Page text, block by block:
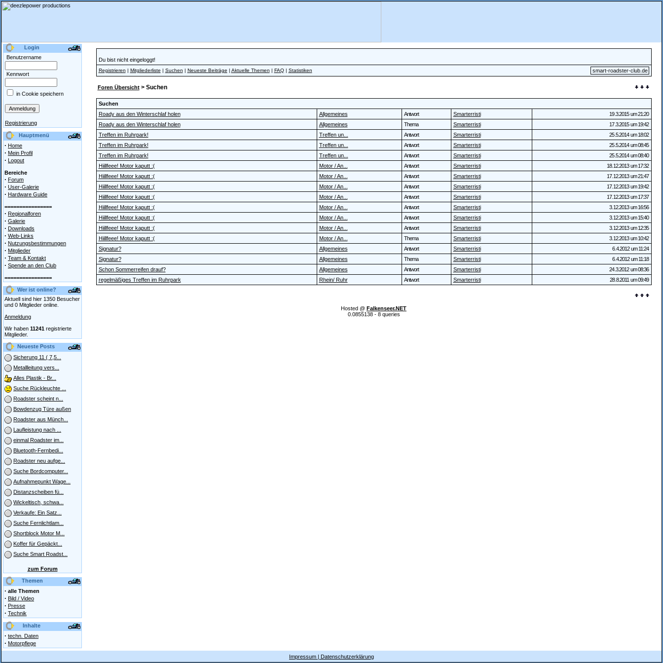
Login
Benutzername
Kennwort
in Cookie speichern
Registrierung
Hauptmenü
· Home
· Mein Profil
· Logout
Bereiche
· Forum
· User-Galerie
· Hardware Guide
================
· Regionalforen
· Galerie
· Downloads
· Web-Links
· Nutzungsbestimmungen
· Mitglieder
· Team & Kontakt
· Spende an den Club
================
Wer ist online?
Aktuell sind hier 1350 Besucher
und 0 Mitglieder online.
Anmeldung
Wir haben 11241 registrierte
Mitglieder.
Neueste Posts
Sicherung 11 ( 7,5...
Metallleitung vers...
Alles Plastik - Br...
Suche Rückleuchte ...
Roadster scheint n...
Bowdenzug Türe außen
Roadster aus Münch...
Laufleistung nach ...
einmal Roadster im...
Bluetooth-Fernbedi...
Roadster neu aufge...
Suche Bordcomputer...
Aufnahmepunkt Wage...
Distanzscheiben fü...
Wickeltisch, schwa...
Verkaufe: Ein Satz...
Suche Fernlichtlam...
Shortblock Motor M...
Koffer für Gepäckt...
Suche Smart Roadst...
zum Forum
Themen
· alle Themen
· Bild / Video
· Presse
· Technik
Inhalte
· techn. Daten
· Motorpflege
Du bist nicht eingeloggt!
Registrieren | Mitgliederliste | Suchen | Neueste Beiträge | Aktuelle Themen | FAQ| Statistiken smart-roadster-club.de
Foren Übersicht> Suchen
Suchen
Roady aus den Winterschlaf holen
Allgemeines Antwort Smarterristi
19.3.2015 um 21:20
Roady aus den Winterschlaf holen
Allgemeines Thema Smarterristi
17.3.2015 um 19:42
Treffen im Ruhrpark!
Treffen un... Antwort Smarterristi
25.5.2014 um 18:02
Treffen im Ruhrpark!
Treffen un... Antwort Smarterristi
25.5.2014 um 08:45
Treffen im Ruhrpark!
Treffen un... Antwort Smarterristi
25.5.2014 um 08:40
Hiillfeee! Motor kaputt :(
Motor / An... Antwort Smarterristi
18.12.2013 um 17:32
Hiillfeee! Motor kaputt :(
Motor / An... Antwort Smarterristi
17.12.2013 um 21:47
Hiillfeee! Motor kaputt :(
Motor / An... Antwort Smarterristi
17.12.2013 um 19:42
Hiillfeee! Motor kaputt :(
Motor / An... Antwort Smarterristi
17.12.2013 um 17:37
Hiillfeee! Motor kaputt :(
Motor / An... Antwort Smarterristi
3.12.2013 um 16:56
Hiillfeee! Motor kaputt :(
Motor / An... Antwort Smarterristi
3.12.2013 um 15:40
Hiillfeee! Motor kaputt :(
Motor / An... Antwort Smarterristi
3.12.2013 um 12:35
Hiillfeee! Motor kaputt :(
Motor / An... Thema Smarterristi
3.12.2013 um 10:42
Signatur?
Allgemeines Antwort Smarterristi
6.4.2012 um 11:24
Signatur?
Allgemeines Thema Smarterristi
6.4.2012 um 11:18
Schon Sommerreifen drauf?
Allgemeines Antwort Smarterristi
24.3.2012 um 08:36
regelmäßiges Treffen im Ruhrpark
Rhein/ Ruhr Antwort Smarterristi 28.8.2011 um 09:49
Hosted @ Falkenseer.NET
0.0855138 - 8 queries
Impressum | Datenschutzerklärung